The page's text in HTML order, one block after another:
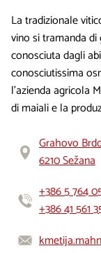
La tradizionale
vino si tramanda di
conosciuta dagli
conosciutissima
l’azienda agricola
di maiali e la
Grahovo
6210 Sežana
+386 5 764
+386 41 561